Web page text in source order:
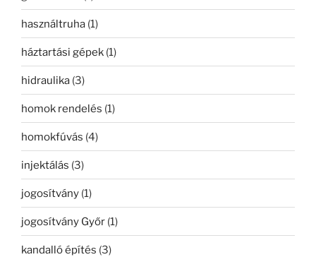
használtruha (1)
háztartási gépek (1)
hidraulika (3)
homok rendelés (1)
homokfúvás (4)
injektálás (3)
jogosítvány (1)
jogosítvány Győr (1)
kandalló építés (3)